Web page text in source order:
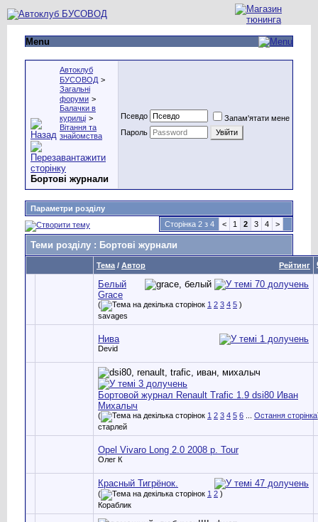
Menu
Автоклуб
БУСОВОД >
Загальні
форуми >
Балачки в
курилці >
Вітання та
знайомства
Бортові журнали
Псевдо
Запам'ятати мене
Пароль
Параметри розділу
Сторінка 2 з 4
< 1 2 3 4 >
Теми розділу : Бортові журнали
Рейтинг
Тема / Автор
Белый
Grace
( 1 2 3 4 5 )
savages
Нива
Devid
Бортовой журнал Renault Trafic 1.9 dsi80 Иван
Михалыч
( 1 2 3 4 5 6 Остання сторінка
старлей
Opel Vivaro Long 2.0 2008 р. Tour
Олег К
Красный Тигрёнок.
( 1 2 )
Кораблик